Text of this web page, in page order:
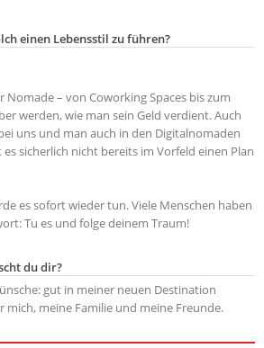
einen Lebensstil zu führen?
– von Coworking Spaces bis zum
werden, wie man sein Geld verdient. Auch
uns und man auch in den Digitalnomaden
sicherlich nicht bereits im Vorfeld einen Plan
es sofort wieder tun. Viele Menschen haben
Tu es und folge deinem Traum!
du dir?
gut in meiner neuen Destination
meine Familie und meine Freunde.